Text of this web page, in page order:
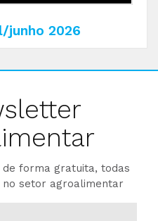
junho 2026
de forma gratuita, todas
no setor agroalimentar